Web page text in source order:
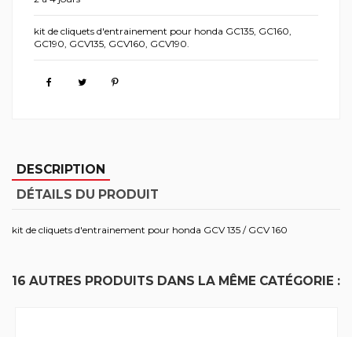
kit de cliquets d'entrainement pour honda GC135, GC160,
GC190, GCV135, GCV160, GCV190.
DESCRIPTION
DÉTAILS DU PRODUIT
kit de cliquets d'entrainement pour honda GCV 135 / GCV 160
16 AUTRES PRODUITS DANS LA MÊME CATÉGORIE :